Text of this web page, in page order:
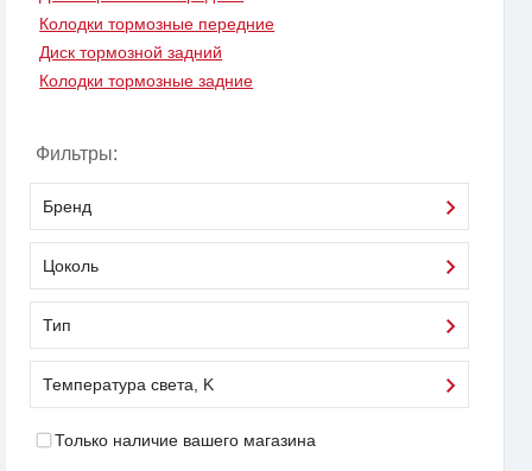
Колодки тормозные передние
Диск тормозной задний
Колодки тормозные задние
Фильтры:
Бренд
Цоколь
Тип
Температура света, K
Только наличие вашего магазина